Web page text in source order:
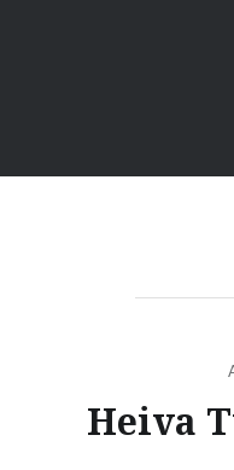
Heiva